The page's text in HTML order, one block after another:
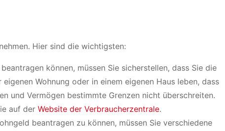
Hier sind die wichtigsten:
können, müssen Sie sicherstellen, dass Sie die
Wohnung oder in einem eigenen Haus leben, dass
und Vermögen bestimmte Grenzen nicht überschreiten.
auf der Website der Verbraucherzentrale.
beantragen zu können, müssen Sie verschiedene